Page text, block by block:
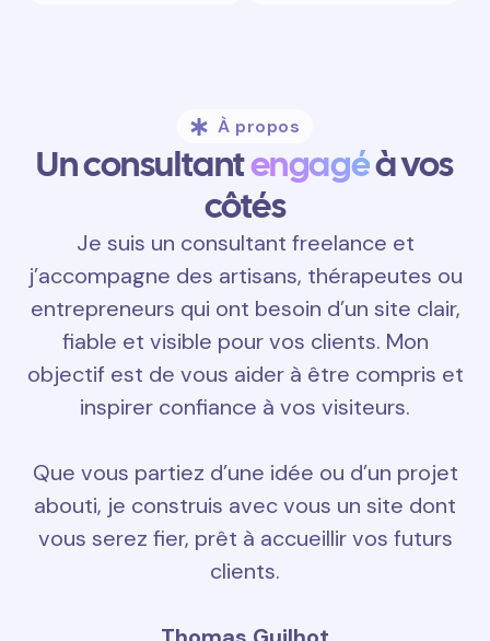
À propos
Un consultantengagéà vos
côtés
Je suis un consultant freelance et
j’accompagne des artisans, thérapeutes ou
entrepreneurs qui ont besoin d’un site clair,
fiable et visible pour vos clients. Mon
objectif est de vous aider à être compris et
inspirer confiance à vos visiteurs.
Que vous partiez d’une idée ou d’un projet
abouti, je construis avec vous un site dont
vous serez fier, prêt à accueillir vos futurs
clients.